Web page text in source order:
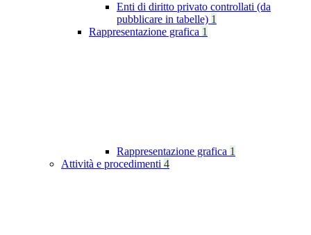
Enti di diritto privato controllati (da
pubblicare in tabelle) 1
Rappresentazione grafica 1
Rappresentazione grafica 1
Attività e procedimenti 4